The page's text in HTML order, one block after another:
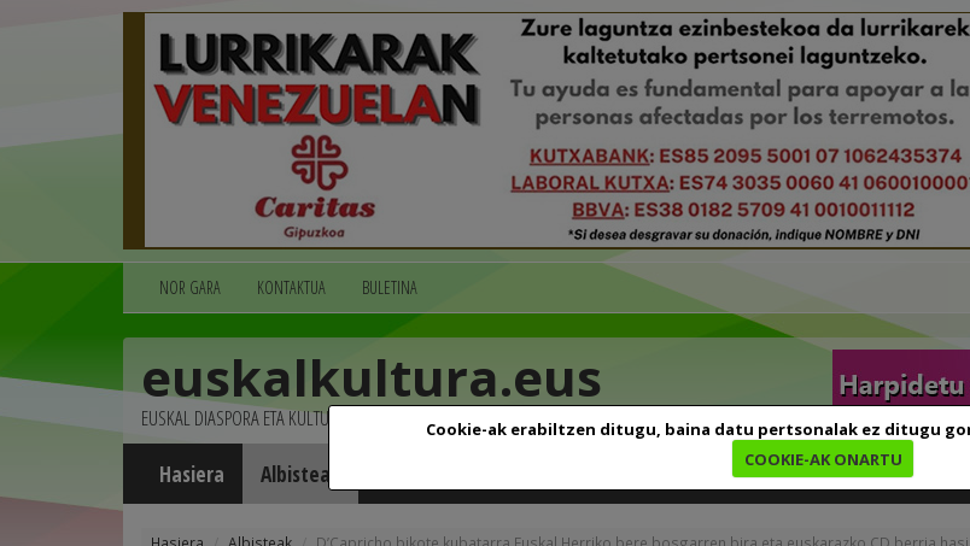
Cookie-ak erabiltzen ditugu, baina datu pertsonalak ez ditugu
COOKIE-AK ONARTU
NOR GARA KONTAKTUA BULETINA
euskalkultura.eus
EUSKAL DIASPORA ETA KULTURA
Hasiera Albisteak Euskara ikasten